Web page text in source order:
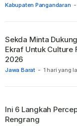
Kabupaten Pangandaran -
Jawa Barat - 1 hari yang
Sekda Minta
Ekraf Untuk Culture
2026
Ini 6 Langkah
Rengrang